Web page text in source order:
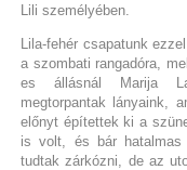
Lili személyében.
Lila-fehér csapatunk
a szombati rangadóra,
es állásnál Marija
megtorpantak lányaink,
előnyt építettek ki a
is volt, és bár
tudtak zárkózni, de az